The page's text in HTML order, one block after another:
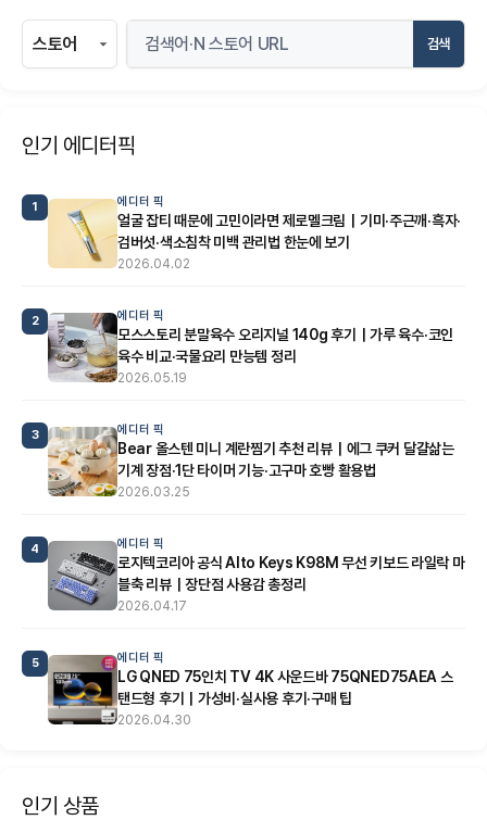
검색
인기 에디터픽
1 에디터 픽
얼굴 잡티 때문에 고민이라면 제로멜크림｜기미·주근깨·흑자·
검버섯·색소침착 미백 관리법 한눈에 보기
2026.04.02
2 에디터 픽
모스스토리 분말육수 오리지널 140g 후기｜가루 육수·코인
육수 비교·국물요리 만능템 정리
2026.05.19
3 에디터 픽
Bear 올스텐 미니 계란찜기 추천 리뷰｜에그 쿠커 달걀삶는
기계 장점·1단 타이머 기능·고구마 호빵 활용법
2026.03.25
4 에디터 픽
로지텍코리아 공식 Alto Keys K98M 무선 키보드 라일락 마
블축 리뷰｜장단점 사용감 총정리
2026.04.17
5 에디터 픽
LG QNED 75인치 TV 4K 사운드바 75QNED75AEA 스
탠드형 후기｜가성비·실사용 후기·구매 팁
2026.04.30
인기 상품